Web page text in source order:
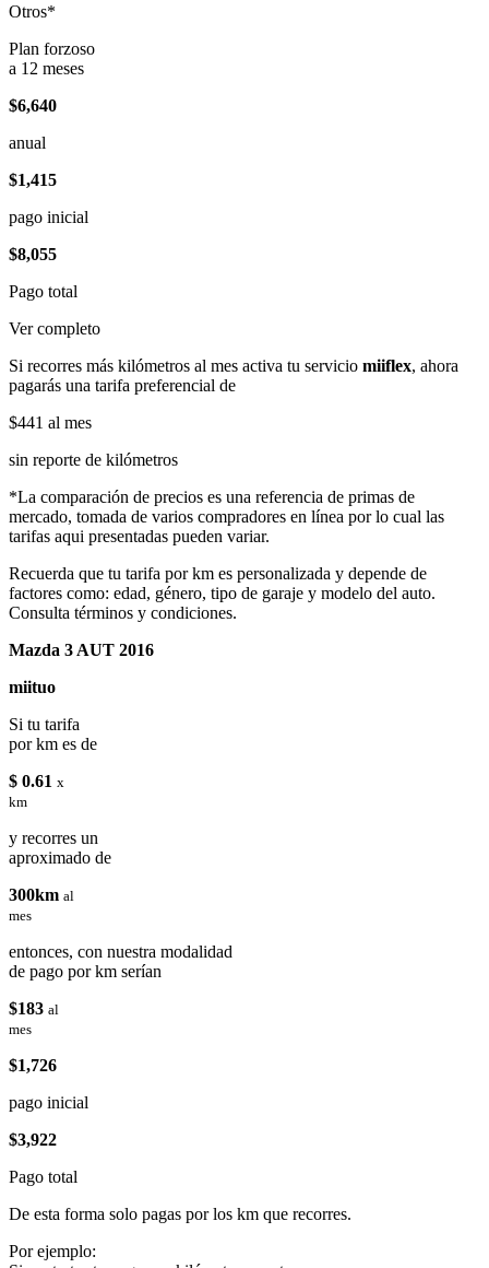
Otros*
Plan forzoso
a 12 meses
$6,640
anual
$1,415
pago inicial
$8,055
Pago total
Ver completo
Si recorres más kilómetros al mes activa tu servicio miiflex, ahora
pagarás una tarifa preferencial de
$441 al mes
sin reporte de kilómetros
*La comparación de precios es una referencia de primas de
mercado, tomada de varios compradores en línea por lo cual las
tarifas aqui presentadas pueden variar.
Recuerda que tu tarifa por km es personalizada y depende de
factores como: edad, género, tipo de garaje y modelo del auto.
Consulta términos y condiciones.
Mazda 3 AUT 2016
miituo
Si tu tarifa
por km es de
$ 0.61 x
km
y recorres un
aproximado de
300km al
mes
entonces, con nuestra modalidad
de pago por km serían
$183 al
mes
$1,726
pago inicial
$3,922
Pago total
De esta forma solo pagas por los km que recorres.
Por ejemplo: